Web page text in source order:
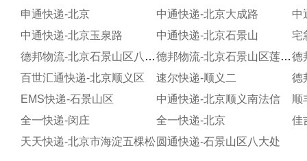
申通快递-北京 中通快递-北京大成路
中
中通快递-北京玉泉路
中通快递-北京石景山
宅
德邦物流-北京石景山区八大处
德邦物流-北京石景山区莲石路德
百世汇通快递-北京顺义区
速尔快递-顺义二
EMS快递-石景山区
中通快递-北京顺义南法信
顺
全一快递-闵庄
全一快递-北京
佳
天天快递-北京市海淀五棵松圆通快递-石景山区八大处